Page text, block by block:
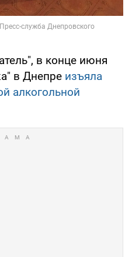
в конце июня
в Днепре изъяла
алкогольной